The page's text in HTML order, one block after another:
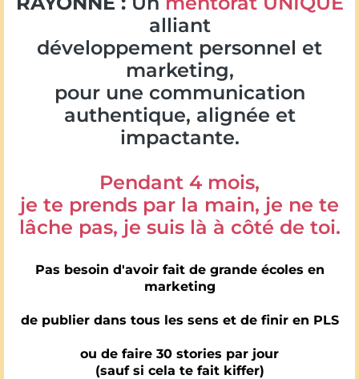
alliant
développement personnel et
marketing,
pour une communication
authentique, alignée et
impactante.
Pendant 4 mois,
je te prends par la main, je ne te
lâche pas, je suis là à côté de toi.
Pas besoin d'avoir fait de grande écoles en
marketing
de publier dans tous les sens et de finir en PLS
ou de faire 30 stories par jour
(sauf si cela te fait kiffer)